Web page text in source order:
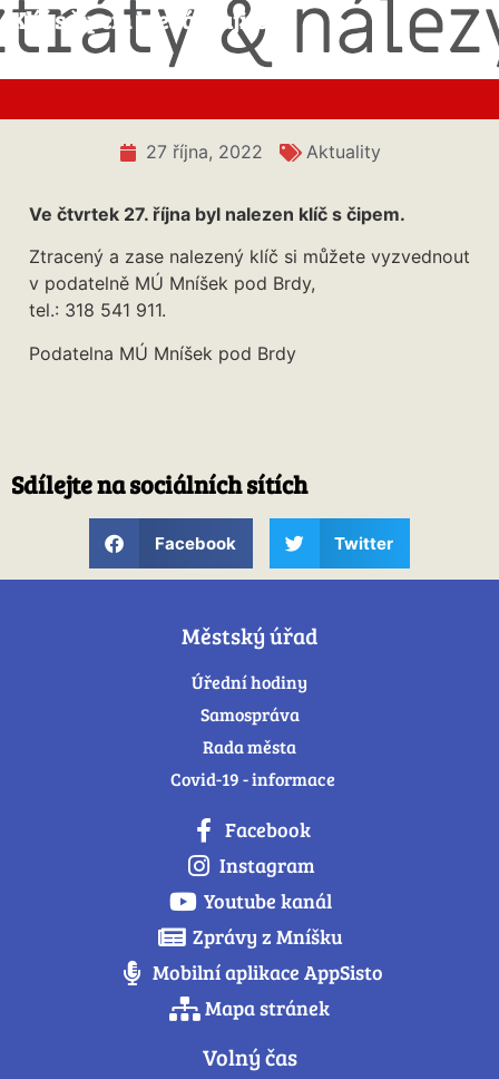
Klíč s čipem hledá majitele
27 října, 2022 Aktuality
Ve čtvrtek 27. října byl nalezen klíč s čipem.
Ztracený a zase nalezený klíč si můžete vyzvednout
v podatelně MÚ Mníšek pod Brdy,
tel.: 318 541 911.
Podatelna MÚ Mníšek pod Brdy
Sdílejte na sociálních sítích
Facebook Twitter
Městský úřad
Úřední hodiny
Samospráva
Rada města
Covid-19 - informace
Facebook
Instagram
Youtube kanál
Zprávy z Mníšku
Mobilní aplikace AppSisto
Mapa stránek
Volný čas